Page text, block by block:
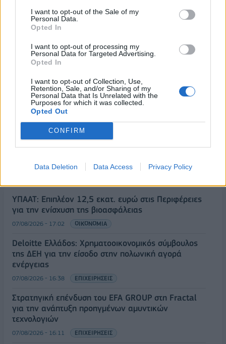
I want to opt-out of the Sale of my
Personal Data.
Opted In
I want to opt-out of processing my
Personal Data for Targeted Advertising.
Opted In
I want to opt-out of Collection, Use,
Retention, Sale, and/or Sharing of my
Personal Data that Is Unrelated with the
Purposes for which it was collected.
Opted Out
CONFIRM
Data Deletion Data Access Privacy Policy
14/06/2024 - 14:38
ΡΟΗ ΕΙΔΗΣΕΩΝ
ΥΠΑΑΤ: Επιπλέον 12,5 εκατ. ευρώ στις Περιφέρειες
για την ενίσχυση της βιοασφάλειας
07/08/2026 - 17:02 ΟΙΚΟΝΟΜΙΑ
Deloitte Ελλάδος: Χρηματοοικονομικός σύμβουλος
της ΔΕΗ για την είσοδο στην πολωνική αγορά
ενέργειας
07/08/2026 - 16:38 ΕΠΙΧΕΙΡΗΣΕΙΣ
Στρατηγική επένδυση του EFA GROUP στη Fractal
για την ανάπτυξη προηγμένων αμυντικών
τεχνολογιών
07/08/2026 - 16:11 ΕΠΙΧΕΙΡΗΣΕΙΣ